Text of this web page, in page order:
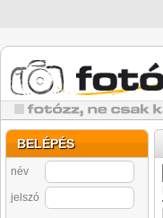
BELÉPÉS
név
jelszó